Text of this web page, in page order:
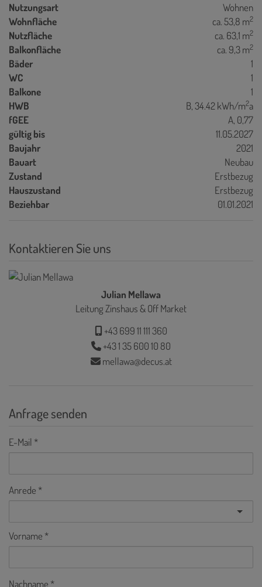
Nutzungsart
Wohnen
Wohnfläche
ca. 53,8 m2
Nutzfläche ca. 63,1 m2
Balkonfläche ca. 9,3 m2
Bäder
1
WC
1
Balkone
1
HWB
B, 34.42 kWh/m2a
fGEE
A, 0,77
gültig bis
11.05.2027
Baujahr
2021
Bauart
Neubau
Zustand
Erstbezug
Hauszustand
Erstbezug
Beziehbar
01.01.2021
Kontaktieren Sie uns
Julian Mellawa
Leitung Zinshaus & Off Market
+43 699 11 111 360
+43 1 35 600 10 80
mellawa@decus.at
Anfrage senden
E-Mail
Anrede
Vorname
Nachname